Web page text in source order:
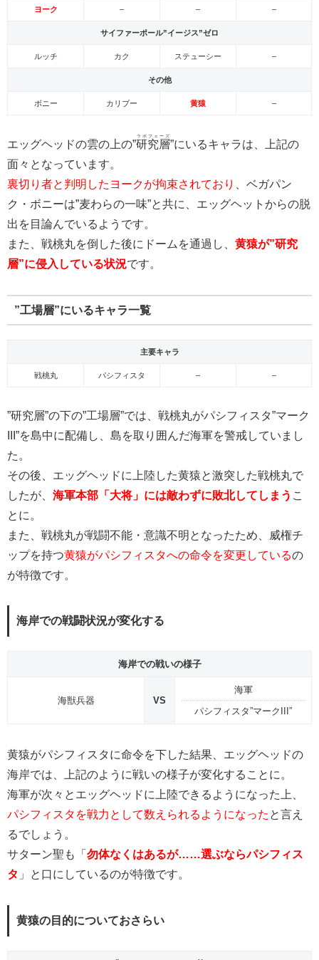
ヨーク – – –
サイファーポール”イージス”ゼロ
ルッチ カク ステューシー –
その他
ボニー カリブー 黄猿 –
エッグヘッドの雲の上の”研究層
ラボフェーズ
”にいるキャラは、上記の
面々となっています。
裏切り者と判明したヨークが拘束されており
、ベガパン
ク・ボニーは”麦わらの一味”と共に、エッグヘットからの脱
出を目論んでいるようです。
また、戦桃丸を倒した後にドームを通過し、 黄猿が”研究
層”に侵入している状況です。
”工場層”にいるキャラ一覧
主要キャラ
戦桃丸 パシフィスタ – –
”研究層”の下の”工場層”では、戦桃丸がパシフィスタ”マーク
III”を島中に配備し、島を取り囲んだ海軍を警戒していまし
た。
その後、エッグヘッドに上陸した黄猿と激突した戦桃丸で
したが、 海軍本部「大将」には敵わずに敗北してしまう こ
とに。
また、戦桃丸が戦闘不能・意識不明となったため、威権チ
ップを持つ黄猿がパシフィスタへの命令を変更しているの
が特徴です。
海岸での戦闘状況が変化する
海岸での戦いの様子
海獣兵器 VS
海軍
パシフィスタ”マークIII”
黄猿がパシフィスタに命令を下した結果、エッグヘッドの
海岸では、上記のように戦いの様子が変化することに。
海軍が次々とエッグヘッドに上陸できるようになった上、
パシフィスタを戦力として数えられるようになった と言え
るでしょう。
サターン聖も「 勿体なくはあるが……選ぶならパシフィス
タ 」と口にしているのが特徴です。
黄猿の目的についておさらい